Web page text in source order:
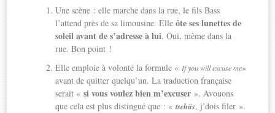
Une scène : elle marche dans la rue, le fils Bass
l’attend près de sa limousine. Elleôte ses lunettes de
soleil avant de s’adresse à lui. Oui, même dans la
rue. Bon point !
Elle emploie à volonté la formule «If you will excuse me»
avant de quitter quelqu’un. La traduction française
serait «si vous voulez bien m’excuser ». Avouons
que cela est plus distingué que : «tschüs, j’dois filer ».